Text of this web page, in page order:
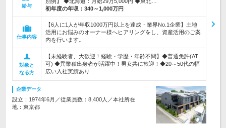
給与
初年度の年収： 340～1,000万円
仕事内容
【6人に1人が年収1000万円以上を達成・業界No.1企業】土地
活用にお悩みのオーナー様へヒアリングをし、資産活用のご案
内を行います。
対象と
なる方
【未経験者、大歓迎！経験・学歴・年齢不問】◆普通免許(AT
可) ◆異業種出身者が活躍中！男女共に歓迎！◆20～50代の幅
広い入社実績あり
企業データ
設立：1974年6月／従業員数：8,400人／本社所在
地：東京都